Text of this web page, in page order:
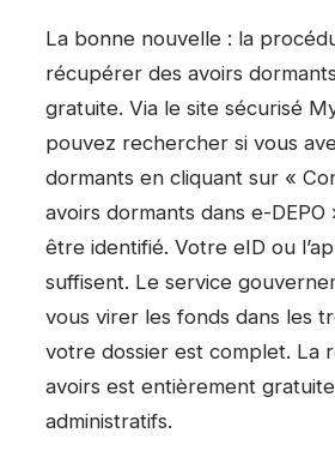
La bonne nouvelle : la
récupérer des avoirs
gratuite. Via le site sécurisé
pouvez rechercher si vous
dormants en cliquant sur «
avoirs dormants dans e-DEPO
être identifié. Votre eID ou
suffisent. Le service
vous virer les fonds dans les
votre dossier est complet. La
avoirs est entièrement
administratifs.